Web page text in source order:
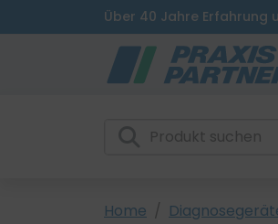
Über 40 Jahre Erfahrung
Home